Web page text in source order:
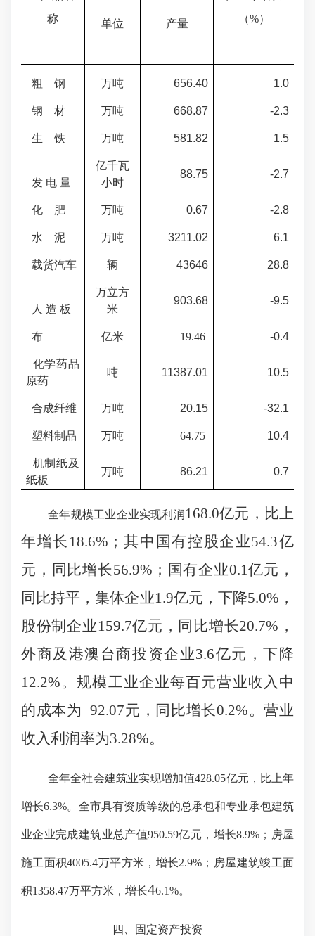
称
单位 产量
（%）
粗 钢 万吨 656.40 1.0
钢 材 万吨 668.87 -2.3
生 铁 万吨 581.82 1.5
发 电 量
亿千瓦
小时
88.75 -2.7
化 肥 万吨 0.67 -2.8
水 泥 万吨 3211.02 6.1
载货汽车 辆 43646 28.8
人 造 板
万立方
米
903.68 -9.5
布 亿米 19.46 -0.4
化学药品
原药
吨 11387.01 10.5
合成纤维 万吨 20.15 -32.1
塑料制品 万吨 64.75 10.4
机制纸及
纸板
万吨 86.21 0.7
全年规模工业企业实现利润 168.0亿元，比上
年增长18.6%；其中国有控股企业54.3亿
元，同比增长56.9%；国有企业0.1亿元，
同比持平，集体企业1.9亿元，下降5.0%，
股份制企业159.7亿元，同比增长20.7%，
外商及港澳台商投资企业3.6亿元，下降
12.2%。规模工业企业每百元营业收入中
的成本为 92.07元，同比增长0.2%。营业
收入利润率为3.28%。
全年全社会建筑业实现增加值428.05亿元，比上年
增长6.3%。全市具有资质等级的总承包和专业承包建筑
业企业完成建筑业总产值950.59亿元，增长8.9%；房屋
施工面积4005.4万平方米，增长2.9%；房屋建筑竣工面
积1358.47万平方米，增长46.1%。
四、固定资产投资